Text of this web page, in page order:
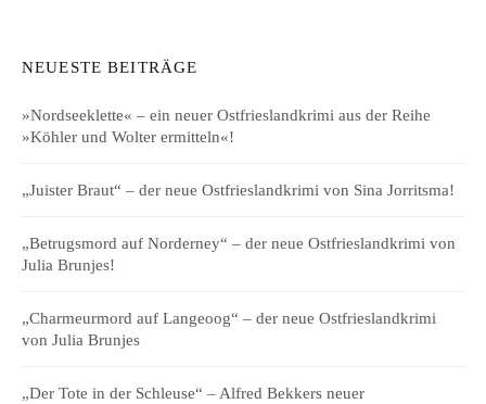
NEUESTE BEITRÄGE
»Nordseeklette« – ein neuer Ostfrieslandkrimi aus der Reihe
»Köhler und Wolter ermitteln«!
„Juister Braut“ – der neue Ostfrieslandkrimi von Sina Jorritsma!
„Betrugsmord auf Norderney“ – der neue Ostfrieslandkrimi von
Julia Brunjes!
„Charmeurmord auf Langeoog“ – der neue Ostfrieslandkrimi
von Julia Brunjes
„Der Tote in der Schleuse“ – Alfred Bekkers neuer